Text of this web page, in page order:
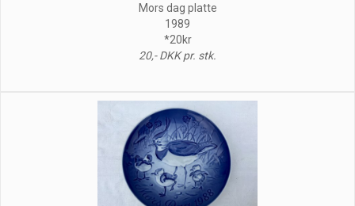
Mors dag platte
1989
*20kr
20,- DKK pr. stk.